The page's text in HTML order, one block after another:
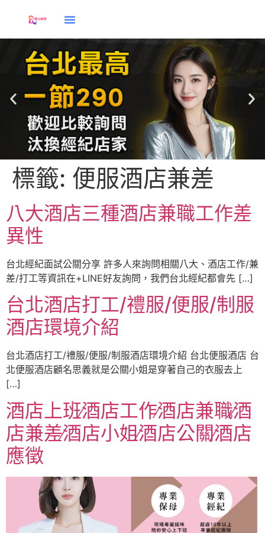
標籤: 便服酒店兼差
八大酒店三種酒店兼職工作差
異性
台北經紀面試公關分享 許多人來詢問相關八大、酒店工作/兼
差/打工等資訊在+LINE好友詢問，我們台北經紀都會先 […]
台北酒店打工/禮服/便服/制服
酒店環境介紹
台北酒店打工/禮服/便服/制服酒店環境介紹 台北便服酒店 台
北便服酒店顧名思義就是公關小姐是穿著自己的衣服去上
[…]
酒店上班∕酒店工作∕酒店兼職∕酒
店兼差∕酒店小姐∕酒店公關∕酒店
應徵